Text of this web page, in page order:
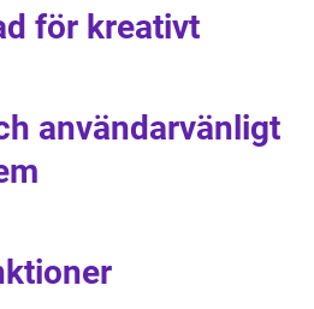
för kreativt
användarvänligt